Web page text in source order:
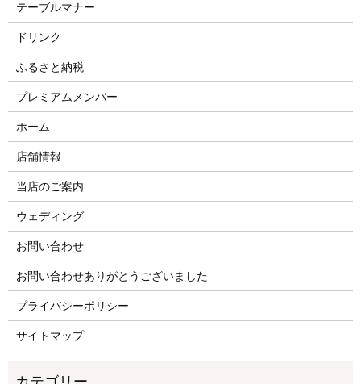
テーブルマナー
ドリンク
ふるさと納税
プレミアムメンバー
ホーム
店舗情報
当店のご案内
ウェディング
お問い合わせ
お問い合わせありがとうございました
プライバシーポリシー
サイトマップ